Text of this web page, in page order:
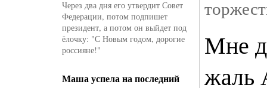
Через два дня его утвердит Совет
Федерации, потом подпишет
президент, а потом он выйдет под
ёлочку: "С Новым годом, дорогие
россияне!"
Маша успела на последний
Мне
жаль